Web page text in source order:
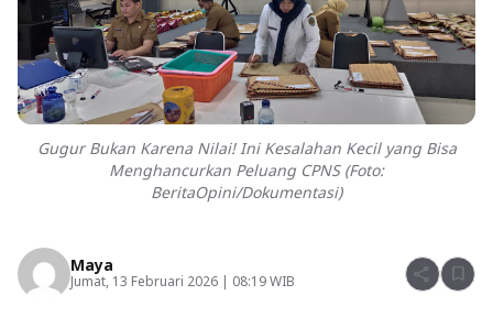
Gugur Bukan Karena Nilai! Ini Kesalahan Kecil yang Bisa
Menghancurkan Peluang CPNS (Foto:
BeritaOpini/Dokumentasi)
Maya
Jumat, 13 Februari 2026 | 08:19 WIB share bookmark